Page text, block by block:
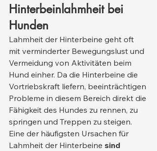
Hinterbeinlahmheit bei
Hunden
Lahmheit der Hinterbeine geht oft
mit verminderter Bewegungslust und
Vermeidung von Aktivitäten beim
Hund einher. Da die Hinterbeine die
Vortriebskraft liefern, beeinträchtigen
Probleme in diesem Bereich direkt die
Fähigkeit des Hundes zu rennen, zu
springen und Treppen zu steigen.
Eine der häufigsten Ursachen für
Lahmheit der Hinterbeine sind